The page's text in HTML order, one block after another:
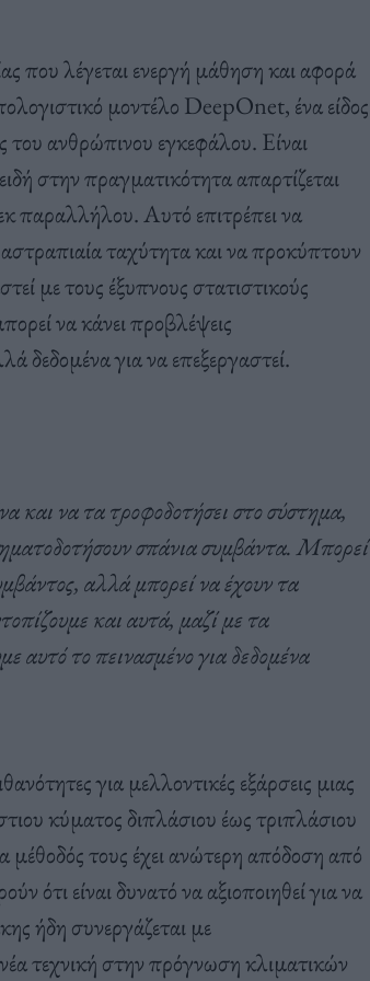
που λέγεται ενεργή μάθηση και αφορά
μοντέλο DeepOnet, ένα είδος
του ανθρώπινου εγκεφάλου. Είναι
στην πραγματικότητα απαρτίζεται
παραλλήλου. Αυτό επιτρέπει να
ταχύτητα και να προκύπτουν
με τους έξυπνους στατιστικούς
να κάνει προβλέψεις
δεδομένα για να επεξεργαστεί.
και να τα τροφοδοτήσει στο σύστημα,
σπάνια συμβάντα. Μπορεί
αλλά μπορεί να έχουν τα
και αυτά, μαζί με τα
αυτό το πεινασμένο για δεδομένα
για μελλοντικές εξάρσεις μιας
κύματος διπλάσιου έως τριπλάσιου
μέθοδός τους έχει ανώτερη απόδοση από
ότι είναι δυνατό να αξιοποιηθεί για να
ήδη συνεργάζεται με
τεχνική στην πρόγνωση κλιματικών